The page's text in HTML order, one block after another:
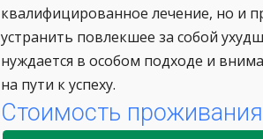
квалифицированное лечение, но и
устранить повлекшее за собой
нуждается в особом подходе и
на пути к успеху.
Стоимость проживания